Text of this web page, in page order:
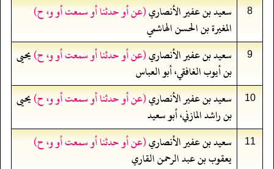
8 سعيد بن عفير الأنصاري(عن أو حدثنا أو سمعت أو و، ح)
المغيرة بن الحسن الهاشمي
9 سعيد بن عفير الأنصاري(عن أو حدثنا أو سمعت أو و، ح)يحيى
بن أيوب الغافقي، أبو العباس
10 سعيد بن عفير الأنصاري(عن أو حدثنا أو سمعت أو و، ح)يحيى
بن راشد المازني، أبو سعيد
11 سعيد بن عفير الأنصاري(عن أو حدثنا أو سمعت أو و، ح)
يعقوب بن عبد الرحمن القاري